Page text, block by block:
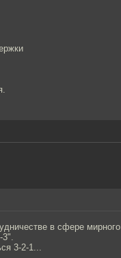
в сфере мирного
3".
3-2-1...